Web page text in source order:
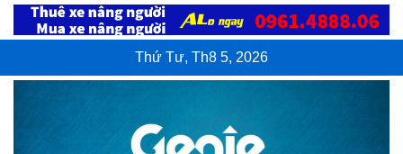
Skip
Thứ Tư, Th8 5, 2026